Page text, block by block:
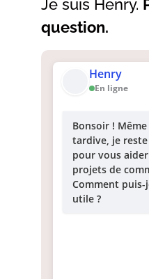
Henry
En ligne
Bonsoir !
tardive, je
pour vous
projets de
Comment
utile ?
Je suis Henry.
question.